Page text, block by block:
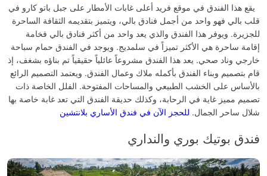
يقع هذا الفندق في موقع فريد أعلى غابات الأمطار على جبل باتو كارو في
قلب بالي فهو واحد من أجمل فنادق بالي، ويتميز بتقديمه الثقافة الساحرة
للجزيرة. ويوفر هذا الفندق والذي يعد واحد من أكثر فنادق بالي فخامة
إقامة ساحرة هي الأكثر تميزاً في سلمديج. ويوجد في الفندق حمام سباحة
خارجي وناد صحي. يعد هذا الفندق مشروعاً عائلياً حقيقياً تم بناؤه بشغف، إذ
قام بتصميم وبناء الفندق بأكمله ملاك وعمال الفندق. ويعتمد التصميم الرائع
بالأساس على الخشب الطبيعي والمساحات المفتوحة. الفلل الخاصة ذات
تصميم مميز غاية في الرحابة، وكذلك حديقة الفندق التي تعد غابة خاصة بها
شلال ساحر الجمال. للحجز الآن في فندق الأساري بلانتشين
فندق بوتيك بوري والنداري